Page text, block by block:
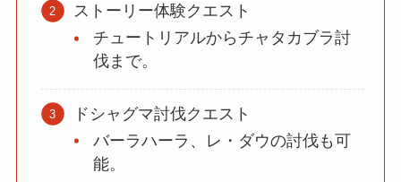
ストーリー体験クエスト
チュートリアルからチャタカブラ討
伐まで。
ドシャグマ討伐クエスト
バーラハーラ、レ・ダウの討伐も可
能。